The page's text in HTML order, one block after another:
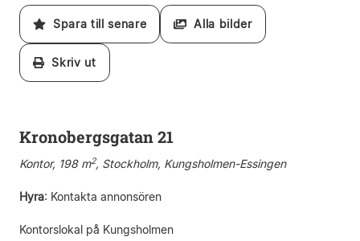
Spara till senare Alla bilder
Skriv ut
Kronobergsgatan 21
Kontor, 198 m2, Stockholm, Kungsholmen-Essingen
Hyra: Kontakta annonsören
Kontorslokal på Kungsholmen